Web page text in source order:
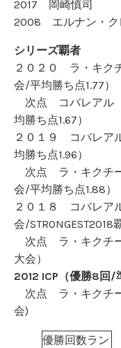
2017 岡崎慎司
2008 エルナン・ク
シリーズ覇者
２０２０ ラ・キク
会/平均勝ち点1.77）
次点 コバレアル
均勝ち点1.67）
２０１９ コバレア
均勝ち点1.96）
次点 ラ・キクチ
会/平均勝ち点1.88）
２０１８ コバレア
会/STRONGEST2018
次点 ラ・キクチ
大会）
2012 ICP（優勝8回/
次点 ラ・キクチ
会)
優勝回数ラン